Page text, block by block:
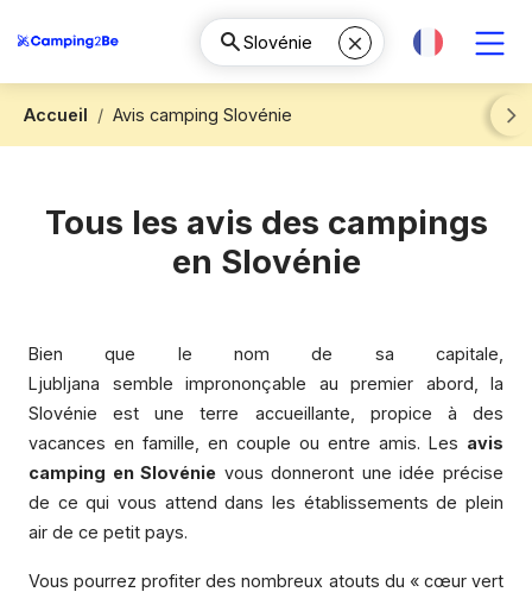
Accueil
Avis camping Slovénie
Next
Tous les avis des campings
en Slovénie
Bien que le nom de sa capitale,
Ljubljana semble imprononçable au premier abord, la
Slovénie est une terre accueillante, propice à des
vacances en famille, en couple ou entre amis. Les avis
camping en Slovénie vous donneront une idée précise
de ce qui vous attend dans les établissements de plein
air de ce petit pays.
Vous pourrez profiter des nombreux atouts du « cœur vert